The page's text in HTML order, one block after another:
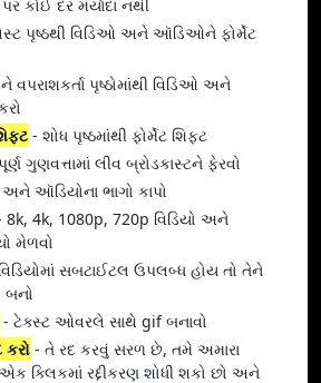
કોઈ દર મર્યાદા નથી
પૃષ્ઠથી વિડિઓ અને ઑડિઓને ફોર્મેટ
પૃષ્ઠોમાંથી વિડિઓ અને
- શોધ પૃષ્ઠમાંથી ફોર્મેટ શિફ્ટ
ગુણવત્તામાં લીવ બ્રોડકાસ્ટને ફેરવો
અને ઑડિયોના ભાગો કાપો
4k, 1080p, 720p વિડિયો અને
મેળવો
સબટાઈટલ ઉપલબ્ધ હોય તો તેને
બનો
- ટેક્સ્ટ ઓવરલે સાથે gif બનાવો
- તે રદ કરવું સરળ છે, તમે અમારા
ક્લિકમાં રદ્દીકરણ શોધી શકો છો અને